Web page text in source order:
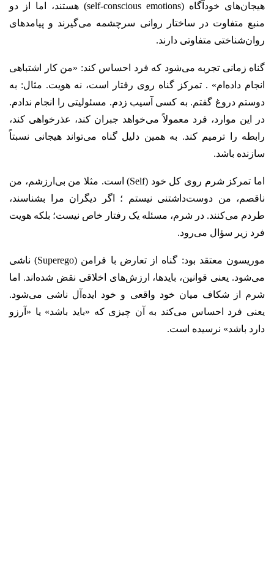
هیجان‌های خودآگاه (self-conscious emotions) هستند، اما از دو
منبع متفاوت در ساختار روانی سرچشمه می‌گیرند و پیامدهای
روان‌شناختی متفاوتی دارند.
گناه زمانی تجربه می‌شود که فرد احساس کند: «من کار اشتباهی
انجام داده‌ام» . تمرکز گناه روی رفتار است، نه هویت. مثال: به
دوستم دروغ گفتم. به کسی آسیب زدم. مسئولیتی را انجام ندادم.
در این موارد، فرد معمولاً می‌خواهد جبران کند، عذرخواهی کند،
رابطه را ترمیم کند. به همین دلیل گناه می‌تواند هیجانی نسبتاً
سازنده باشد.
اما تمرکز شرم روی کل خود (Self) است. مثلا من بی‌ارزشم، من
ناقصم، من دوست‌داشتنی نیستم ؛ اگر دیگران مرا بشناسند،
طردم می‌کنند. در شرم، مسئله یک رفتار خاص نیست؛ بلکه هویت
فرد زیر سؤال می‌رود.
موریسون معتقد بود: گناه از تعارض با فرامن (Superego) ناشی
می‌شود. یعنی قوانین، بایدها، ارزش‌های اخلاقی نقض شده‌اند. اما
شرم از شکاف میان خود واقعی و خود ایده‌آل ناشی می‌شود.
یعنی فرد احساس می‌کند به آن چیزی که «باید باشد» یا «آرزو
دارد باشد» نرسیده است.